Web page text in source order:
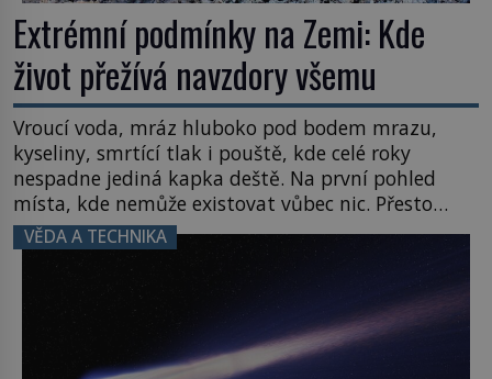
Extrémní podmínky na Zemi: Kde
život přežívá navzdory všemu
Vroucí voda, mráz hluboko pod bodem mrazu,
kyseliny, smrtící tlak i pouště, kde celé roky
nespadne jediná kapka deště. Na první pohled
místa, kde nemůže existovat vůbec nic. Přesto
právě tady vědci objevují organismy, které
posouvají hranice života. Každý nový nález mění
naše představy o tom, co všechno dokáže příroda a
napovídá, kde bychom jednou […]
VĚDA A TECHNIKA